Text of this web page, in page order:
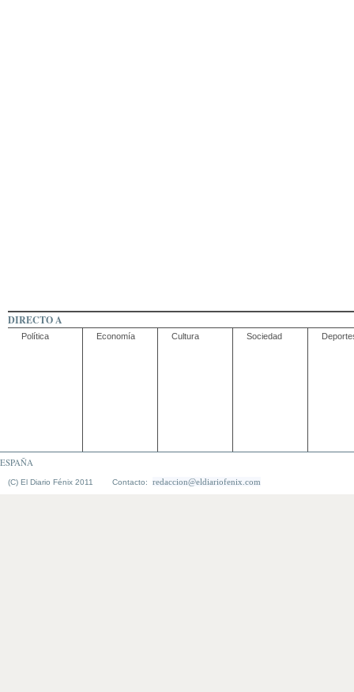
DIRECTO A
Política Economía Cultura Sociedad
ESPAÑA
(C) El Diario Fénix 2011 Contacto: redaccion@eldiariofenix.com